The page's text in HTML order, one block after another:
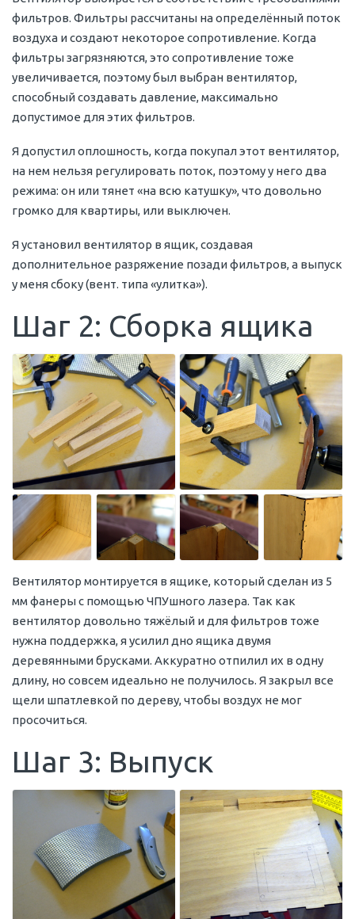
фильтров. Фильтры рассчитаны на определённый поток
воздуха и создают некоторое сопротивление. Когда
фильтры загрязняются, это сопротивление тоже
увеличивается, поэтому был выбран вентилятор,
способный создавать давление, максимально
допустимое для этих фильтров.
Я допустил оплошность, когда покупал этот вентилятор,
на нем нельзя регулировать поток, поэтому у него два
режима: он или тянет «на всю катушку», что довольно
громко для квартиры, или выключен.
Я установил вентилятор в ящик, создавая
дополнительное разряжение позади фильтров, а выпуск
у меня сбоку (вент. типа «улитка»).
Шаг 2: Сборка ящика
Вентилятор монтируется в ящике, который сделан из 5
мм фанеры с помощью ЧПУшного лазера. Так как
вентилятор довольно тяжёлый и для фильтров тоже
нужна поддержка, я усилил дно ящика двумя
деревянными брусками. Аккуратно отпилил их в одну
длину, но совсем идеально не получилось. Я закрыл все
щели шпатлевкой по дереву, чтобы воздух не мог
просочиться.
Шаг 3: Выпуск